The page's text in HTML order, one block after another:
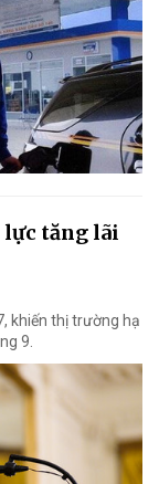
lực tăng lãi
khiến thị trường hạ
9.